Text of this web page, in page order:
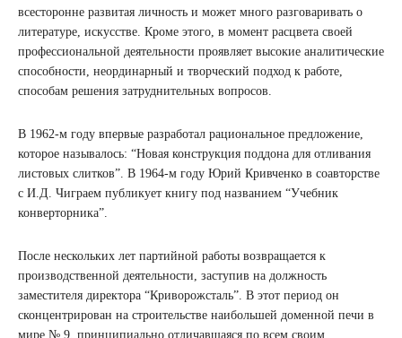
всесторонне развитая личность и может много разговаривать о
литературе, искусстве. Кроме этого, в момент расцвета своей
профессиональной деятельности проявляет высокие аналитические
способности, неординарный и творческий подход к работе,
способам решения затруднительных вопросов.
В 1962-м году впервые разработал рациональное предложение,
которое называлось: “Новая конструкция поддона для отливания
листовых слитков”. В 1964-м году Юрий Кривченко в соавторстве
с И.Д. Чиграем публикует книгу под названием “Учебник
конверторника”.
После нескольких лет партийной работы возвращается к
производственной деятельности, заступив на должность
заместителя директора “Криворожсталь”. В этот период он
сконцентрирован на строительстве наибольшей доменной печи в
мире № 9, принципиально отличавшаяся по всем своим